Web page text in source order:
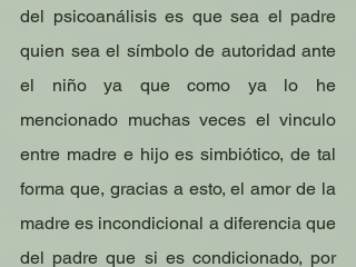
del psicoanálisis es que sea el padre
quien sea el símbolo de autoridad ante
el niño ya que como ya lo he
mencionado muchas veces el vinculo
entre madre e hijo es simbiótico, de tal
forma que, gracias a esto, el amor de la
madre es incondicional a diferencia que
del padre que si es condicionado, por